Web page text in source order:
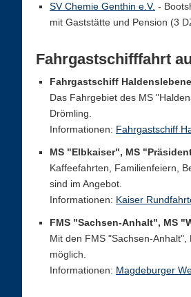
SV Chemie Genthin e.V. -
mit Gaststätte und Pension (3
Fahrgastschifffahrt
Fahrgastschiff
Das Fahrgebiet des MS
Drömling.
Informationen: Fahrgastschiff
MS "Elbkaiser", MS
Kaffeefahrten, Familienfeiern,
sind im Angebot.
Informationen: Kaiser
FMS "Sachsen-Anhalt", MS
Mit den FMS "Sachsen-
möglich.
Informationen: Magdeburger